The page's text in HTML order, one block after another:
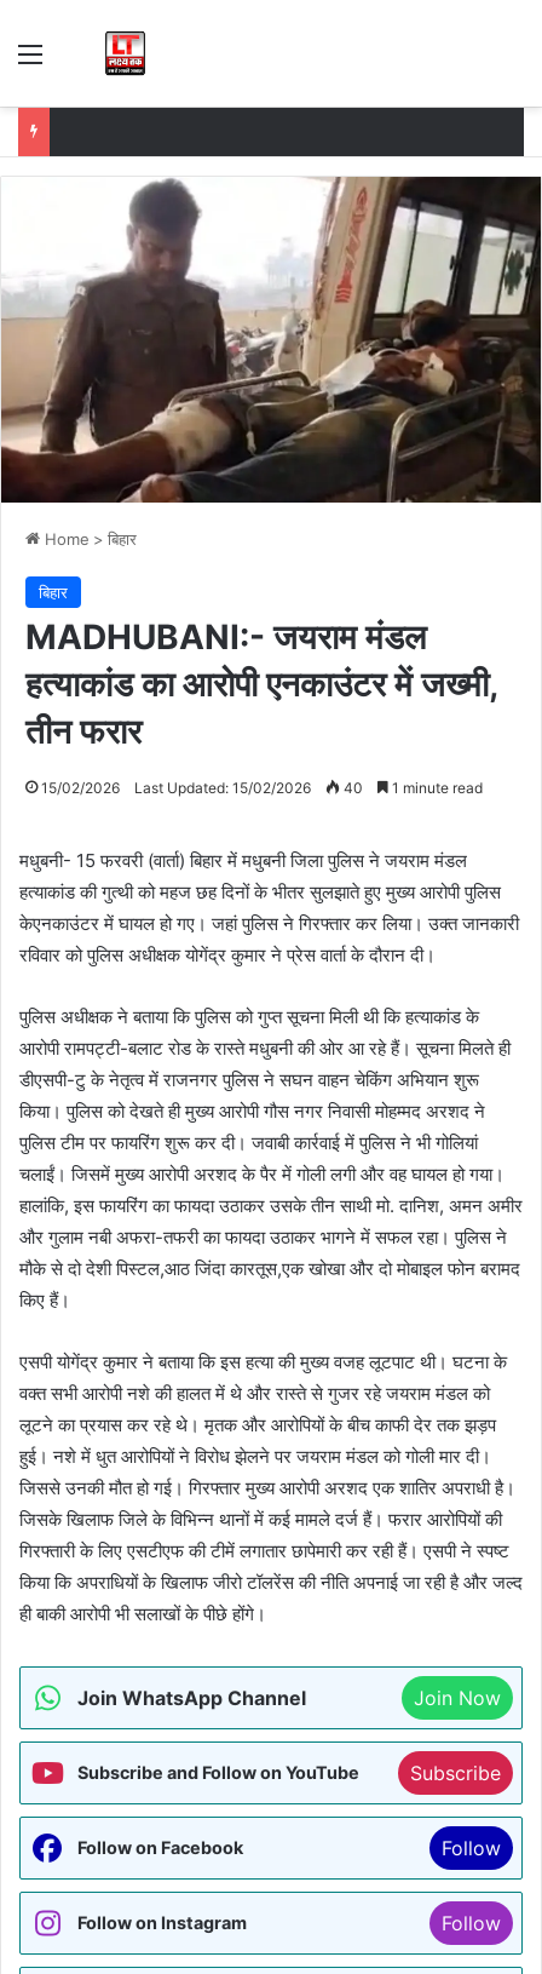
Menu
Home > बिहार
बिहार
MADHUBANI:- जयराम मंडल
हत्याकांड का आरोपी एनकाउंटर में जख्मी,
तीन फरार
15/02/2026 Last Updated: 15/02/2026 40 1 minute read
मधुबनी- 15 फरवरी (वार्ता) बिहार में मधुबनी जिला पुलिस ने जयराम मंडल
हत्याकांड की गुत्थी को महज छह दिनों के भीतर सुलझाते हुए मुख्य आरोपी पुलिस
केएनकाउंटर में घायल हो गए। जहां पुलिस ने गिरफ्तार कर लिया। उक्त जानकारी
रविवार को पुलिस अधीक्षक योगेंद्र कुमार ने प्रेस वार्ता के दौरान दी।
पुलिस अधीक्षक ने बताया कि पुलिस को गुप्त सूचना मिली थी कि हत्याकांड के
आरोपी रामपट्टी-बलाट रोड के रास्ते मधुबनी की ओर आ रहे हैं। सूचना मिलते ही
डीएसपी-टु के नेतृत्व में राजनगर पुलिस ने सघन वाहन चेकिंग अभियान शुरू
किया। पुलिस को देखते ही मुख्य आरोपी गौस नगर निवासी मोहम्मद अरशद ने
पुलिस टीम पर फायरिंग शुरू कर दी। जवाबी कार्रवाई में पुलिस ने भी गोलियां
चलाईं। जिसमें मुख्य आरोपी अरशद के पैर में गोली लगी और वह घायल हो गया।
हालांकि, इस फायरिंग का फायदा उठाकर उसके तीन साथी मो. दानिश, अमन अमीर
और गुलाम नबी अफरा-तफरी का फायदा उठाकर भागने में सफल रहा। पुलिस ने
मौके से दो देशी पिस्टल,आठ जिंदा कारतूस,एक खोखा और दो मोबाइल फोन बरामद
किए हैं।
एसपी योगेंद्र कुमार ने बताया कि इस हत्या की मुख्य वजह लूटपाट थी। घटना के
वक्त सभी आरोपी नशे की हालत में थे और रास्ते से गुजर रहे जयराम मंडल को
लूटने का प्रयास कर रहे थे। मृतक और आरोपियों के बीच काफी देर तक झड़प
हुई। नशे में धुत आरोपियों ने विरोध झेलने पर जयराम मंडल को गोली मार दी।
जिससे उनकी मौत हो गई। गिरफ्तार मुख्य आरोपी अरशद एक शातिर अपराधी है।
जिसके खिलाफ जिले के विभिन्न थानों में कई मामले दर्ज हैं। फरार आरोपियों की
गिरफ्तारी के लिए एसटीएफ की टीमें लगातार छापेमारी कर रही हैं। एसपी ने स्पष्ट
किया कि अपराधियों के खिलाफ जीरो टॉलरेंस की नीति अपनाई जा रही है और जल्द
ही बाकी आरोपी भी सलाखों के पीछे होंगे।
Join WhatsApp Channel Join Now
Subscribe and Follow on YouTube Subscribe
Follow on Facebook Follow
Follow on Instagram Follow